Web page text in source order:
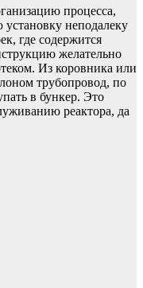
процесса,
неподалеку
где содержится
желательно
Из коровника или
трубопровод, по
в бункер. Это
реактора, да